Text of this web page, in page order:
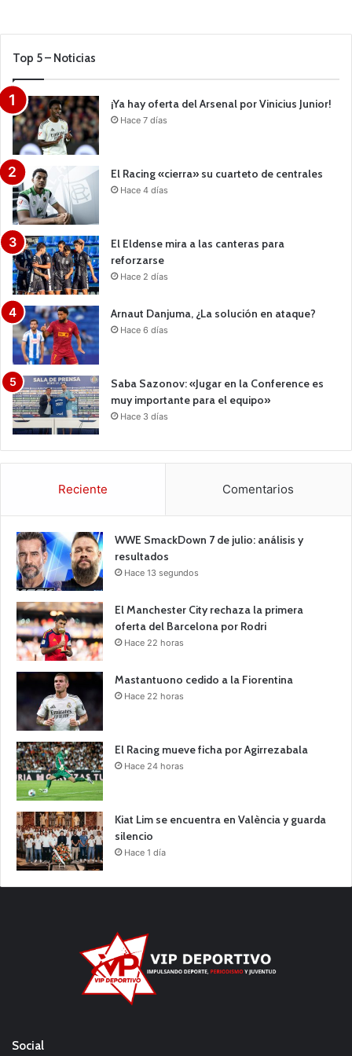
Top 5 – Noticias
¡Ya hay oferta del Arsenal por Vinicius Junior!
Hace 7 días
El Racing «cierra» su cuarteto de centrales
Hace 4 días
El Eldense mira a las canteras para
reforzarse
Hace 2 días
Arnaut Danjuma, ¿La solución en ataque?
Hace 6 días
Saba Sazonov: «Jugar en la Conference es
muy importante para el equipo»
Hace 3 días
Reciente Comentarios
WWE SmackDown 7 de julio: análisis y
resultados
Hace 13 segundos
El Manchester City rechaza la primera
oferta del Barcelona por Rodri
Hace 22 horas
Mastantuono cedido a la Fiorentina
Hace 22 horas
El Racing mueve ficha por Agirrezabala
Hace 24 horas
Kiat Lim se encuentra en València y guarda
silencio
Hace 1 día
Social